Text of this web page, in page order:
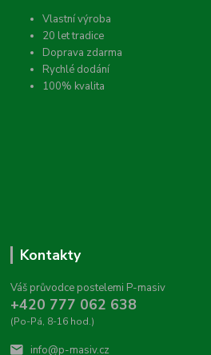
Vlastní výroba
20 let tradice
Doprava zdarma
Rychlé dodání
100% kvalita
Kontakty
Váš průvodce postelemi P-masiv
+420 777 062 638
(Po-Pá, 8-16 hod.)
info@p-masiv.cz